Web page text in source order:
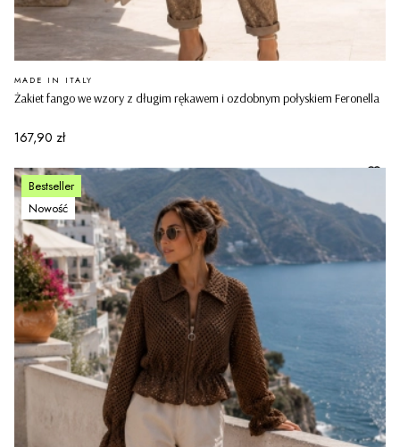
Żakiet fango we wzory z długim rękawem i ozdobnym połyskiem Feronella
PRODUCENT
MADE IN ITALY
Cena
167,90 zł
Bestseller
Nowość